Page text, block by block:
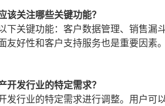
关注哪些关键功能？
关键功能：客户数据管理、销售漏
好性和客户支持服务也是重要因素
发行业的特定需求？
行业的特定需求进行调整。用户可